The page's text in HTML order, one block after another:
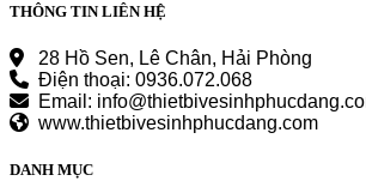
THÔNG TIN LIÊN HỆ
28 Hồ Sen, Lê Chân, Hải Phòng
Điện thoại: 0936.072.068
Email:
www.thietbivesinhphucdang.com
DANH MỤC